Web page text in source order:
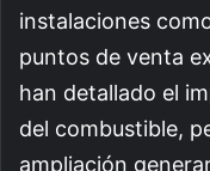
instalaciones
puntos de venta
han detallado el
del combustible,
ampliación